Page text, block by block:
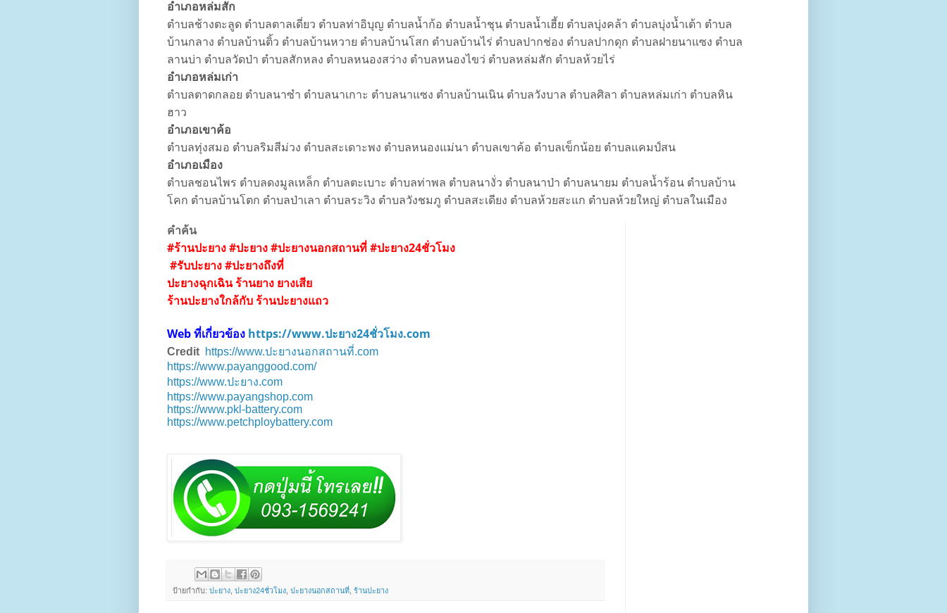
อำเภอหล่มสัก
ตำบลช้างตะลูด ตำบลตาลเดี่ยว ตำบลท่าอิบุญ ตำบลน้ำก้อ ตำบลน้ำชุน ตำบลน้ำเฮี้ย ตำบลบุ่งคล้า ตำบลบุ่งน้ำเต้า ตำบล
บ้านกลาง ตำบลบ้านติ้ว ตำบลบ้านหวาย ตำบลบ้านโสก ตำบลบ้านไร่ ตำบลปากช่อง ตำบลปากดุก ตำบลฝายนาแซง ตำบล
ลานบ่า ตำบลวัดป่า ตำบลสักหลง ตำบลหนองสว่าง ตำบลหนองไขว่ ตำบลหล่มสัก ตำบลห้วยไร่
อำเภอหล่มเก่า
ตำบลตาดกลอย ตำบลนาซำ ตำบลนาเกาะ ตำบลนาแซง ตำบลบ้านเนิน ตำบลวังบาล ตำบลศิลา ตำบลหล่มเก่า ตำบลหิน
ฮาว
อำเภอเขาค้อ
ตำบลทุ่งสมอ ตำบลริมสีม่วง ตำบลสะเดาะพง ตำบลหนองแม่นา ตำบลเขาค้อ ตำบลเข็กน้อย ตำบลแคมป์สน
อำเภอเมือง
ตำบลชอนไพร ตำบลดงมูลเหล็ก ตำบลตะเบาะ ตำบลท่าพล ตำบลนางั่ว ตำบลนาป่า ตำบลนายม ตำบลน้ำร้อน ตำบลบ้าน
โคก ตำบลบ้านโตก ตำบลป่าเลา ตำบลระวิง ตำบลวังชมภู ตำบลสะเดียง ตำบลห้วยสะแก ตำบลห้วยใหญ่ ตำบลในเมือง
คำค้น
#ร้านปะยาง #ปะยาง #ปะยางนอกสถานที่ #ปะยาง24ชั่วโมง
#รับปะยาง #ปะยางถึงที่
ปะยางฉุกเฉิน ร้านยาง ยางเสีย
ร้านปะยางใกล้กับ ร้านปะยางแถว
Web ที่เกี่ยวข้อง https://www.ปะยาง24ชั่วโมง.com
Credit https://www.ปะยางนอกสถานที่.com
https://www.payanggood.com/
https://www.ปะยาง.com
https://www.payangshop.com
https://www.pkl-battery.com
https://www.petchploybattery.com
ป้ายกำกับ: ปะยาง ปะยาง24ชั่วโมง ปะยางนอกสถานที่ ร้านปะยาง